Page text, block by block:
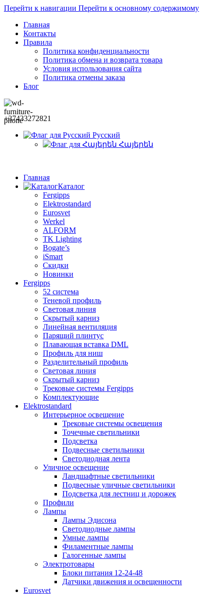
Перейти к навигации Перейти к основному содержимому
Главная
Контакты
Правила
Политика конфиденциальности
Политика обмена и возврата товара
Условия использования сайта
Политика отмены заказа
Блог
+37433272821
Русский
Հայերեն
Главная
Каталог
Fergipps
Elektrostandard
Eurosvet
Werkel
ALFORM
TK Lighting
Bogate’s
iSmart
Скидки
Новинки
Fergipps
52 система
Теневой профиль
Световая линия
Скрытый карниз
Линейная вентиляция
Парящий плинтус
Плавающая вставка DML
Профиль для ниш
Разделительный профиль
Световая линия
Скрытый карниз
Трековые системы Fergipps
Комплектующие
Elektrostandard
Интерьерное освещение
Трековые системы освещения
Точечные светильники
Подсветка
Подвесные светильники
Светодиодная лента
Уличное освещение
Ландшафтные светильники
Подвесные уличные светильники
Подсветка для лестниц и дорожек
Профили
Лампы
Лампы Эдисона
Светодиодные лампы
Умные лампы
Филаментные лампы
Галогенные лампы
Электротовары
Блоки питания 12-24-48
Датчики движения и освещенности
Eurosvet